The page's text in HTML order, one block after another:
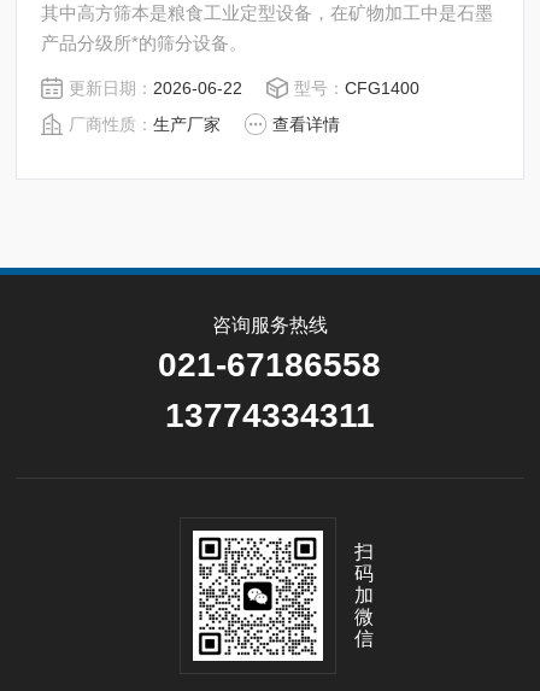
其中高方筛本是粮食工业定型设备，在矿物加工中是石墨
产品分级所*的筛分设备。
更新日期： 2026-06-22 型号：CFG1400
厂商性质：生产厂家 查看详情
咨询服务热线
021-67186558
13774334311
扫
码
加
微
信